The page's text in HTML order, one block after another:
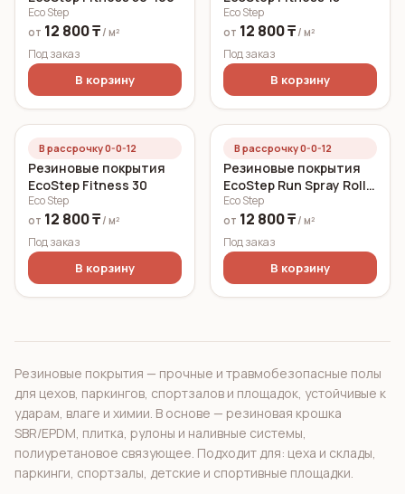
Eco Step
от 12 800 ₸ / м²
Под заказ
В корзину
Eco Step
от 12 800 ₸ / м²
Под заказ
В корзину
В рассрочку 0-0-12
Резиновые покрытия
EcoStep Fitness 30
Eco Step
от 12 800 ₸ / м²
Под заказ
В корзину
В рассрочку 0-0-12
Резиновые покрытия
EcoStep Run Spray Roll
(World Athletics)
Eco Step
от 12 800 ₸ / м²
Под заказ
В корзину
Резиновые покрытия — прочные и травмобезопасные полы
для цехов, паркингов, спортзалов и площадок, устойчивые к
ударам, влаге и химии. В основе — резиновая крошка
SBR/EPDM, плитка, рулоны и наливные системы,
полиуретановое связующее. Подходит для: цеха и склады,
паркинги, спортзалы, детские и спортивные площадки.